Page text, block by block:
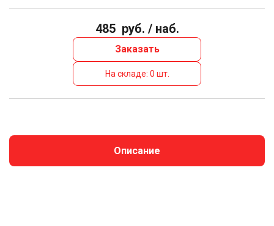
485руб. / наб.
Заказать
На складе: 0 шт.
Описание